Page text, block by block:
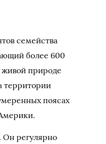
семейства
более 600
живой природе
территории
поясах
Он регулярно